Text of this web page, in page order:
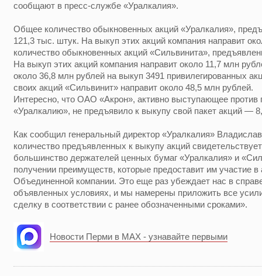
сообщают в пресс-службе «Уралкалия».
Общее количество обыкновенных акций «Уралкалия»,
121,3 тыс. штук. На выкуп этих акций компания направит
количество обыкновенных акций «Сильвинита»,
На выкуп этих акций компания направит около 11,7 млн
около 36,8 млн рублей на выкуп 3491 привилегированных
своих акций «Сильвинит» направит около 48,5 млн рублей.
Интересно, что ОАО «Акрон», активно выступающее против
«Уралкалию», не предъявило к выкупу свой пакет акций —
Как сообщил генеральный директор «Уралкалия»
количество предъявленных к выкупу акций
большинство держателей ценных бумаг «Уралкалия» и
получении преимуществ, которые предоставит им участие в
Объединенной компании. Это еще раз убеждает нас в
объявленных условиях, и мы намерены приложить все
сделку в соответствии с ранее обозначенными сроками».
Новости Перми в MAX - узнавайте первыми